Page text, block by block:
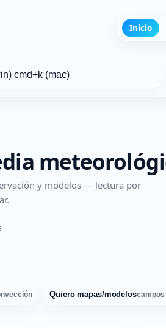
Inicio
y modelos — lectura por
Quiero mapas/modelos